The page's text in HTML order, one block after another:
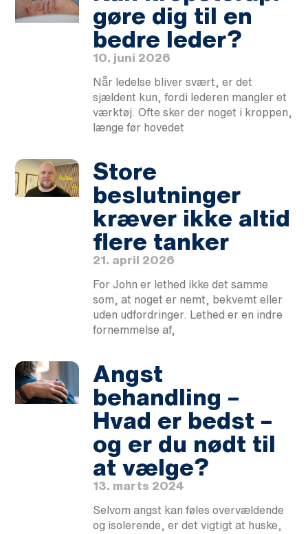
gøre dig til en
bedre leder?
10. juni 2026
Når ledelse bliver svært, er det
sjældent kun, fordi lederen mangler et
værktøj. Ofte sker der noget i kroppen,
længe før hovedet
Store
beslutninger
kræver ikke altid
flere tanker
21. april 2026
For John er lethed ikke det samme
som, at noget er nemt, bekvemt eller
uden udfordringer. Lethed er en indre
fornemmelse af,
Angst
behandling –
Hvad er bedst –
og er du nødt til
at vælge?
13. marts 2024
Selvom angst kan føles overvældende
og isolerende, er det vigtigt at huske,